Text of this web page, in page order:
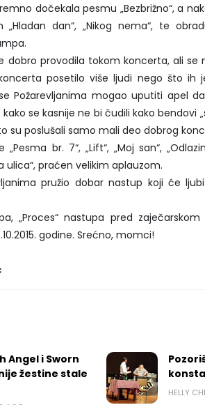
dočekala pesmu „Bezbrižno“, a
dan“, „Nikog nema“, te
dobro provodila tokom koncerta, ali
posetilo više ljudi nego što ih
Požarevljanima mogao uputiti apel
se kasnije ne bi čudili kako bendovi
su poslušali samo mali deo dobrog
br. 7“, „Lift“, „Moj san“,
ulica“, praćen velikim aplauzom.
pružio dobar nastup koji će
„Proces“ nastupa pred
godine. Srećno, momci!
Angel i Sworn
žestine stale
HELLY